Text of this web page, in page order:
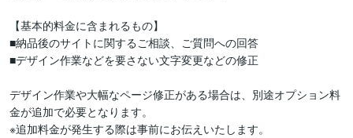
【基本的料金に含まれるもの】
■納品後のサイトに関するご相談、ご質問への回答
■デザイン作業などを要さない文字変更などの修正
デザイン作業や大幅なページ修正がある場合は、別途オプション料
金が追加で必要となります。
※追加料金が発生する際は事前にお伝えいたします。